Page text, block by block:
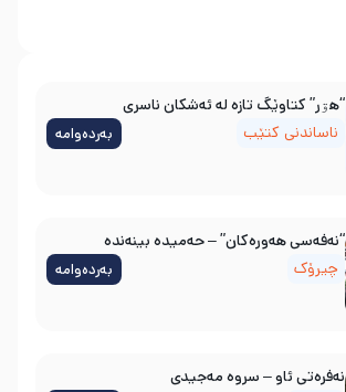
“هۊر” کتاوێگ تازە لە ئەشکان ناسری
ناساندنی کتێب
بەردەوامە
“نەفەسی هەورەکان” – حەمیدە بینەندە
چیرۆک
بەردەوامە
نه‌فره‌تی ئاو – سروه‌ مه‌جیدی